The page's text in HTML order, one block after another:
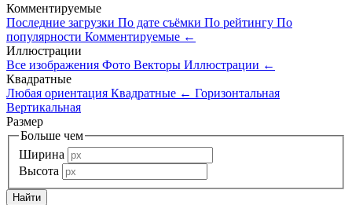
Комментируемые
Последние загрузки По дате съёмки По рейтингу По
популярности Комментируемые ←
Иллюстрации
Все изображения Фото Векторы Иллюстрации ←
Квадратные
Любая ориентация Квадратные ← Горизонтальная
Вертикальная
Размер
Больше чем
Ширина
Высота